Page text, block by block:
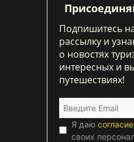
Подпишитесь
рассылку и
о новостях
интересных и
путешествиях!
Я даю согласие
своих